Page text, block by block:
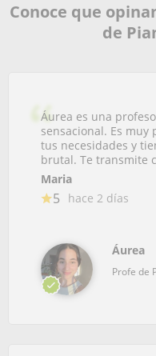
Conoce que
de
Áurea es una
sensacional. Es muy
tus necesidades y
brutal. Te transmite
Maria
5 hace 2 días
Áurea
Profe de